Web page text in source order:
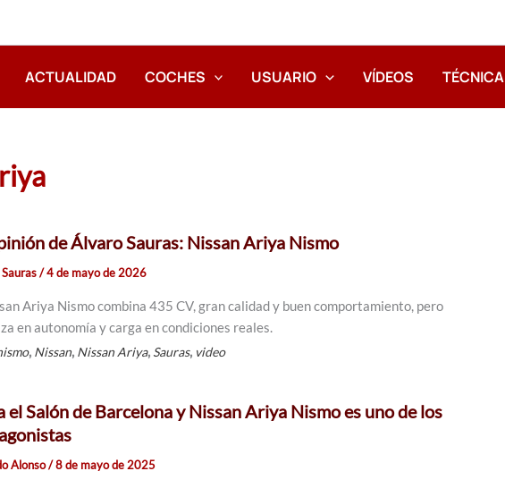
ACTUALIDAD COCHES USUARIO VÍDEOS TÉCNICA
de Álvaro Sauras: Nissan Ariya Nismo
/4 de mayo de 2026
Ariya Nismo combina 435 CV, gran calidad y buen comportamiento, pero
en autonomía y carga en condiciones reales.
, Nissan, Nissan Ariya, Sauras, video
el Salón de Barcelona y Nissan Ariya Nismo es uno de los
Alonso/8 de mayo de 2025